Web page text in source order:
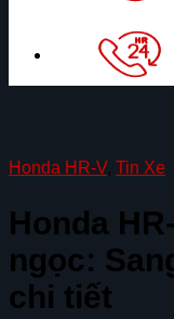
Honda HR-V, Tin Xe
Honda
ngọc:
chi tiết